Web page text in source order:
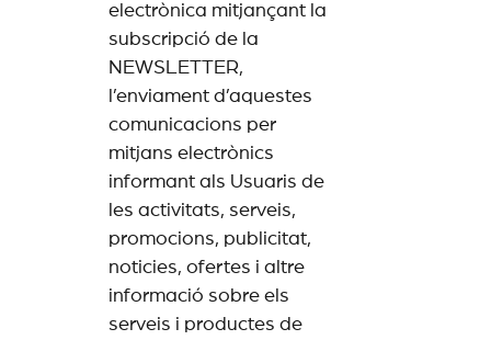
electrònica mitjançant la
subscripció de la
NEWSLETTER,
l’enviament d’aquestes
comunicacions per
mitjans electrònics
informant als Usuaris de
les activitats, serveis,
promocions, publicitat,
noticies, ofertes i altre
informació sobre els
serveis i productes de